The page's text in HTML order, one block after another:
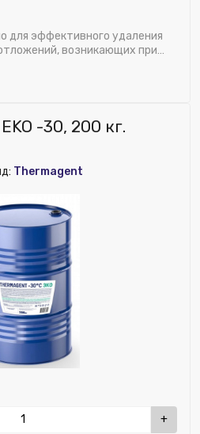
для эффективного удаления
возникающих при
на веб-витрине mag1c:
очистки Thermagent Active,
-30, 200 кг.
Thermagent
+